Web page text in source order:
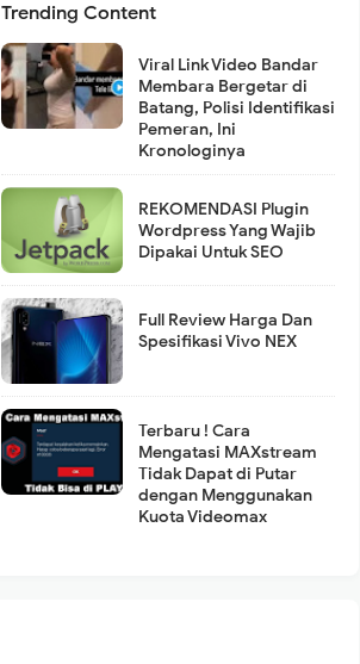
Trending Content
Viral Link Video Bandar
Membara Bergetar di
Batang, Polisi Identifikasi
Pemeran, Ini
Kronologinya
REKOMENDASI Plugin
Wordpress Yang Wajib
Dipakai Untuk SEO
Full Review Harga Dan
Spesifikasi Vivo NEX
Terbaru ! Cara
Mengatasi MAXstream
Tidak Dapat di Putar
dengan Menggunakan
Kuota Videomax